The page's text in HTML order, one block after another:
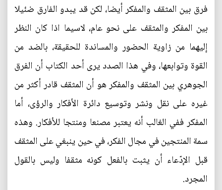
فرق بين المثقف والمفكر أيضا، لكن قد يبدو الفارق ضئيلا
بين المفكر والمثقف على نحو عام، لاسيما اذا كان النظر
إليهما من زاوية الحضور والمساندة للحقيقة، بالضد من
القوة وتوابعها، وفي هذا الصدد يرى أحد الكتاب أن الفرق
الجوهري بين المثقف والمفكر هو أن المثقف قادر أكثر من
غيره على نقل ونشر وتوسيع دائرة الأفكار والرؤى، أما
المفكر ففي الغالب أنه يعتبر مصنعا ومنتجا للأفكار. وهذه
سمة المنتجين في مجال الفكر، في حين ينبغي على المثقف
قبل الإدّعاء أن يثبت بالفعل كونه مثقفا وليس بالقول
المجرد.